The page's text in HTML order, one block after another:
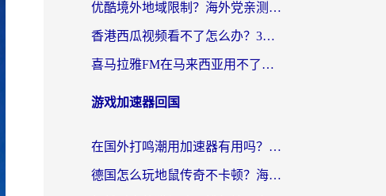
优酷境外地域限制？海外党亲测：这样看国内剧再也不卡（附3个实用场景解决）
香港西瓜视频看不了怎么办？3步解决海外追剧难题，附靠谱加速器推荐
喜马拉雅FM在马来西亚用不了怎么办？海外华人亲测有效的回国加速指南
游戏加速器回国
在国外打鸣潮用加速器有用吗？安全吗？海外玩家国服游戏加速全指南
德国怎么玩地鼠传奇不卡顿？海外党国服游戏加速全攻略（含战双EVE实用指南）